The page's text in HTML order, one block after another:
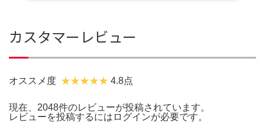
カスタマーレビュー
オススメ度 4.8点
現在、2048件のレビューが投稿されています。
レビューを投稿するには ログインが必要です。